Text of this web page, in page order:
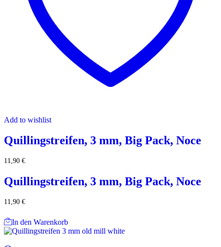
Add to wishlist
Quillingstreifen, 3 mm, Big Pack, Noce
11,90 €
Quillingstreifen, 3 mm, Big Pack, Noce
11,90 €
In den Warenkorb